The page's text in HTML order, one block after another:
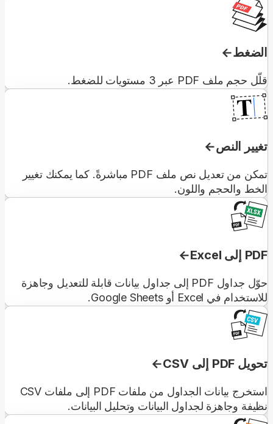
الضغط
قلّل حجم ملف PDF عبر 3 مستويات للضغط.
تغيير النص
تمكن من تعديل نص ملف PDF مباشرةً. كما يمكنك تغيير
الخط والحجم واللون.
PDF إلى Excel
حوّل جداول PDF إلى جداول بيانات قابلة للتعديل وجاهزة
للاستخدام في Excel أو Google Sheets.
تحويل PDF إلى CSV
استخرج بيانات الجداول من ملفات PDF إلى ملفات CSV
نظيفة وجاهزة لجداول البيانات وتحليل البيانات.